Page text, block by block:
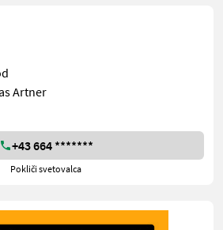
Artner
+43 664 *******
Pokliči svetovalca